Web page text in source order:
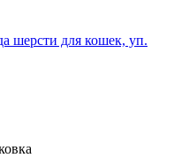
шерсти для кошек, уп.